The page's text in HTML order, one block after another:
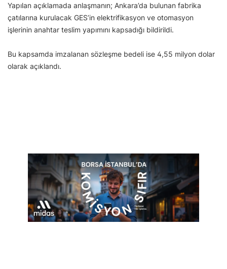
Yapılan açıklamada anlaşmanın; Ankara’da bulunan fabrika
çatılarına kurulacak GES’in elektrifikasyon ve otomasyon
işlerinin anahtar teslim yapımını kapsadığı bildirildi.
Bu kapsamda imzalanan sözleşme bedeli ise 4,55 milyon dolar
olarak açıklandı.